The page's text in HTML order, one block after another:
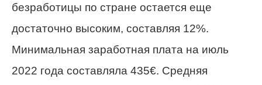
безработицы по стране остается еще
достаточно высоким, составляя 12%.
Минимальная заработная плата на июль
2022 года составляла 435€. Средняя